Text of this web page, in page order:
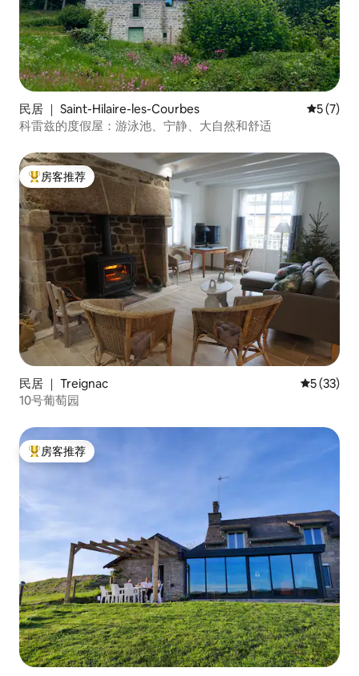
民居 ｜ Saint-Hilaire-les-Courbes 平均评分
5 (7)
科雷兹的度假屋：游泳池、宁静、大自然和舒适
热门「房客推荐」
房客推荐
民居 ｜ Treignac 平均评分
5 (33)
10号葡萄园
热门「房客推荐」
房客推荐